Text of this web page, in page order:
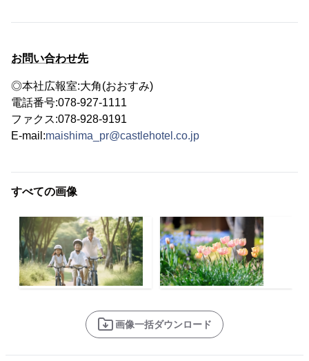
お問い合わせ先
◎本社広報室:大角(おおすみ)
電話番号:078-927-1111
ファクス:078-928-9191
E-mail:maishima_pr@castlehotel.co.jp
すべての画像
画像一括ダウンロード